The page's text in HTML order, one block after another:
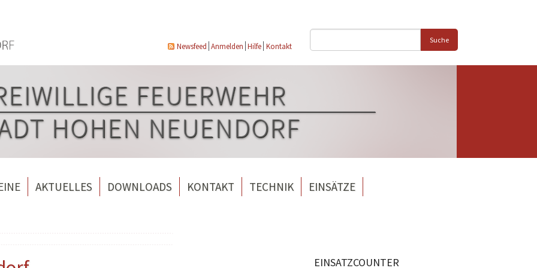
Newsfeed Anmelden Hilfe Kontakt
Suche
AKTUELLES DOWNLOADS KONTAKT TECHNIK EINSÄTZE
EINSATZCOUNTER